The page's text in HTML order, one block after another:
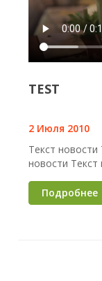
TEST
2 Июля 2010
Текст новости
новости Текст
Подробнее